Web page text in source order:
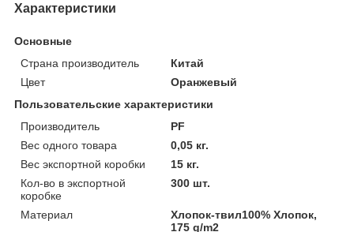
Характеристики
Основные
Страна производитель
Китай
Цвет
Оранжевый
Пользовательские характеристики
Производитель
PF
Вес одного товара
0,05 кг.
Вес экспортной коробки
15 кг.
Кол-во в экспортной
коробке
300 шт.
Материал
Хлопок-твил100% Хлопок,
175 g/m2